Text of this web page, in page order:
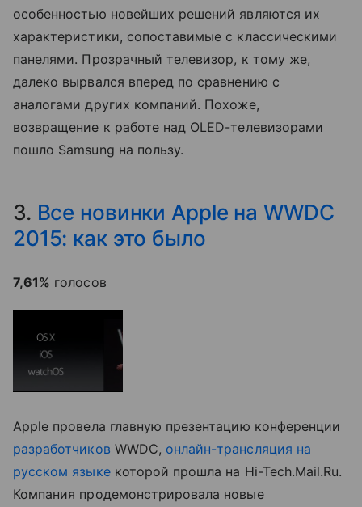
особенностью новейших решений являются их
характеристики, сопоставимые с классическими
панелями. Прозрачный телевизор, к тому же,
далеко вырвался вперед по сравнению с
аналогами других компаний. Похоже,
возвращение к работе над OLED-телевизорами
пошло Samsung на пользу.
3. Все новинки Apple на WWDC
2015: как это было
7,61% голосов
Apple провела главную презентацию конференции
разработчиков WWDC, онлайн-трансляция на
русском языкекоторой прошла на Hi-Tech.Mail.Ru.
Компания продемонстрировала новые